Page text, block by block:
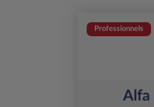
Professionnels
Alfa